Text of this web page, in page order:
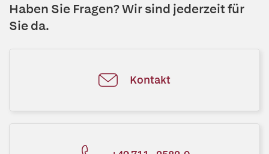
Haben Sie Fragen? Wir sind jederzeit für
Sie da.
Kontakt